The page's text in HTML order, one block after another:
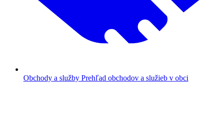
Obchody a služby Prehľad obchodov a služieb v obci